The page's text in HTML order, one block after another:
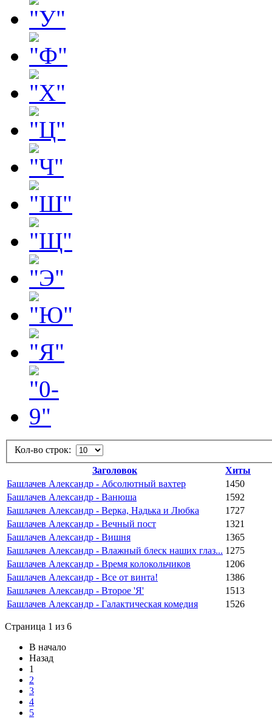
Кол-во строк:
Заголовок
Хиты
Башлачев Александр - Абсолютный вахтер
1450
Башлачев Александр - Ванюша
1592
Башлачев Александр - Верка, Надька и Любка
1727
Башлачев Александр - Вечный пост
1321
Башлачев Александр - Вишня
1365
Башлачев Александр - Влажный блеск наших глаз... 1275
Башлачев Александр - Время колокольчиков
1206
Башлачев Александр - Все от винта!
1386
Башлачев Александр - Второе 'Я'
1513
Башлачев Александр - Галактическая комедия
1526
Страница 1 из 6
В начало
Назад
1
2
3
4
5